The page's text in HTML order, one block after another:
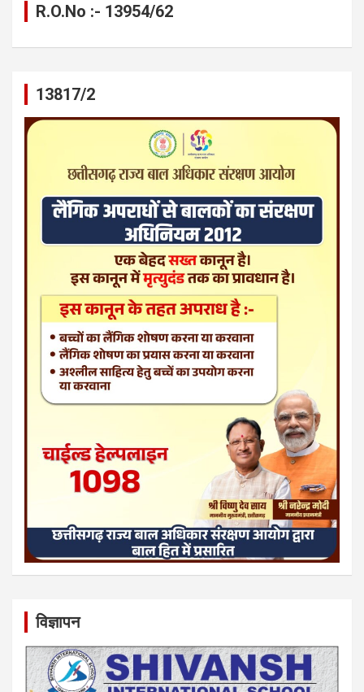
R.O.No :- 13954/62
13817/2
विज्ञापन